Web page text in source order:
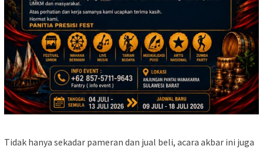
Tidak hanya sekadar pameran dan jual beli, acara akbar ini juga